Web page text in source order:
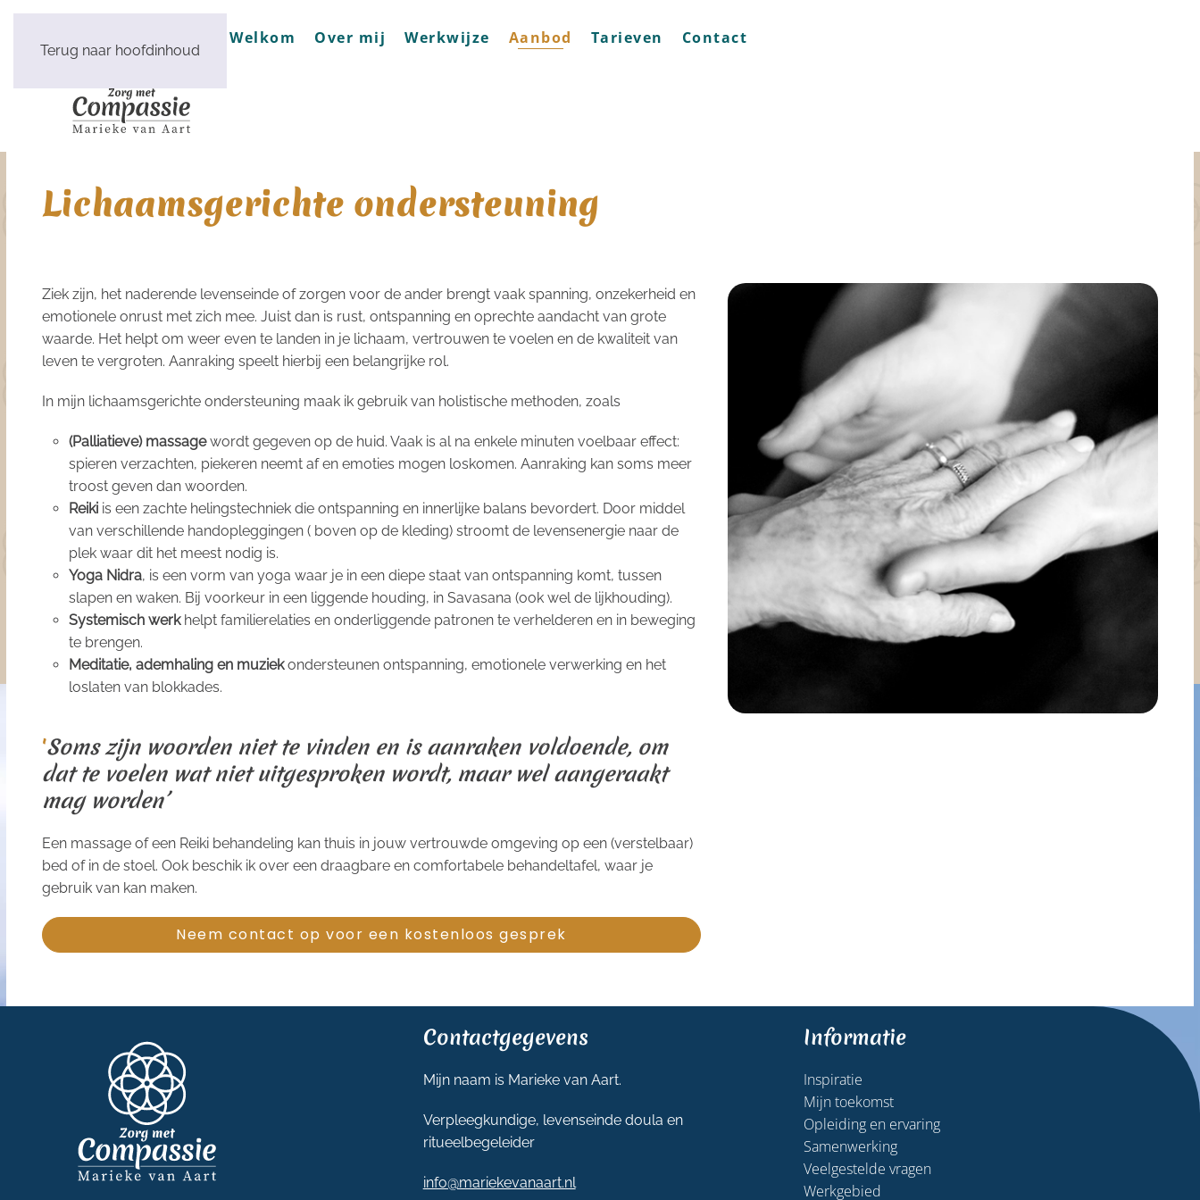
Terug naar hoofdinhoud
Welkom Over mij Werkwijze Aanbod Tarieven Contact
Lichaamsgerichte ondersteuning
Ziek zijn, het naderende levenseinde of zorgen voor de ander brengt vaak spanning, onzekerheid en
emotionele onrust met zich mee. Juist dan is rust, ontspanning en oprechte aandacht van grote
waarde. Het helpt om weer even te landen in je lichaam, vertrouwen te voelen en de kwaliteit van
leven te vergroten. Aanraking speelt hierbij een belangrijke rol.
In mijn lichaamsgerichte ondersteuning maak ik gebruik van holistische methoden, zoals
(Palliatieve) massagewordt gegeven op de huid. Vaak is al na enkele minuten voelbaar effect:
spieren verzachten, piekeren neemt af en emoties mogen loskomen. Aanraking kan soms meer
troost geven dan woorden.
Reiki is een zachte helingstechniek die ontspanning en innerlijke balans bevordert. Door middel
van verschillende handopleggingen ( boven op de kleding) stroomt de levensenergie naar de
plek waar dit het meest nodig is.
Yoga Nidra, is een vorm van yoga waar je in een diepe staat van ontspanning komt, tussen
slapen en waken. Bij voorkeur in een liggende houding, in Savasana (ook wel de lijkhouding).
Systemisch werkhelpt familierelaties en onderliggende patronen te verhelderen en in beweging
te brengen.
Meditatie, ademhaling en muziekondersteunen ontspanning, emotionele verwerking en het
loslaten van blokkades.
'Soms zijn woorden niet te vinden en is aanraken voldoende, om
dat te voelen wat niet uitgesproken wordt, maar wel aangeraakt
mag worden’
Een massage of een Reiki behandeling kan thuis in jouw vertrouwde omgeving op een (verstelbaar)
bed of in de stoel. Ook beschik ik over een draagbare en comfortabele behandeltafel, waar je
gebruik van kan maken.
Neem contact op voor een kostenloos gesprek
Contactgegevens
Mijn naam is Marieke van Aart.
Verpleegkundige, levenseinde doula en
ritueelbegeleider
info@mariekevanaart.nl
Informatie
Inspiratie
Mijn toekomst
Opleiding en ervaring
Samenwerking
Veelgestelde vragen
Werkgebied